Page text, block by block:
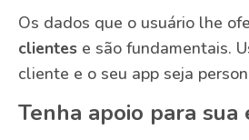
Os dados que o usuário lhe
clientes e são fundamentais.
cliente e o seu app seja
Tenha apoio para sua